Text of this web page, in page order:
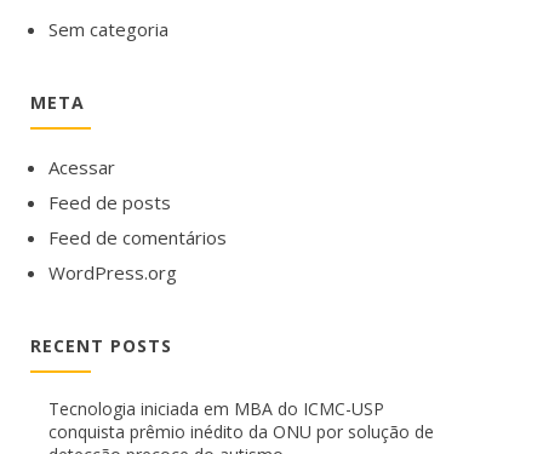
Sem categoria
META
Acessar
Feed de posts
Feed de comentários
WordPress.org
RECENT POSTS
Tecnologia iniciada em MBA do ICMC-USP
conquista prêmio inédito da ONU por solução de